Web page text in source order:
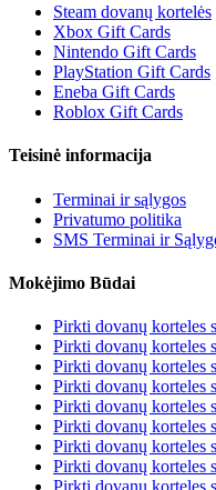
Steam dovanų kortelės
Xbox Gift Cards
Nintendo Gift Cards
PlayStation Gift Cards
Eneba Gift Cards
Roblox Gift Cards
Teisinė informacija
Terminai ir sąlygos
Privatumo politika
SMS Terminai ir
Mokėjimo Būdai
Pirkti dovanų korteles
Pirkti dovanų korteles
Pirkti dovanų korteles
Pirkti dovanų korteles
Pirkti dovanų korteles
Pirkti dovanų korteles
Pirkti dovanų korteles
Pirkti dovanų korteles
Pirkti dovanų korteles